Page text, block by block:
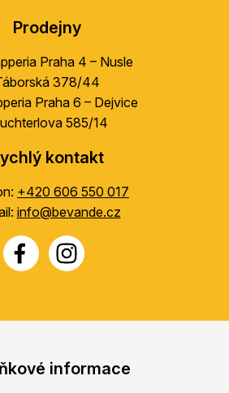
Prodejny
Praha 4 – Nusle
378/44
Praha 6 – Dejvice
585/14
kontakt
+420 606 550 017
info@bevande.cz
informace